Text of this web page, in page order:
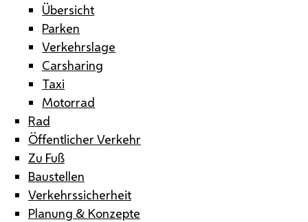
Übersicht
Parken
Verkehrslage
Carsharing
Taxi
Motorrad
Rad
Öffentlicher Verkehr
Zu Fuß
Baustellen
Verkehrssicherheit
Planung & Konzepte